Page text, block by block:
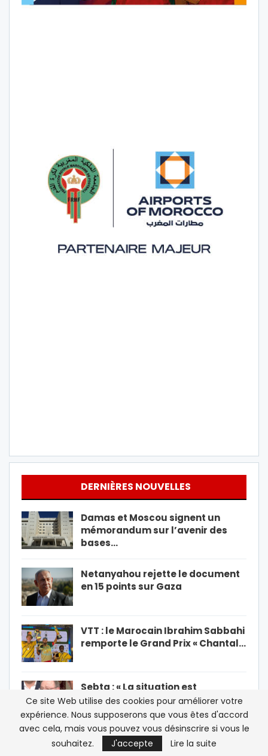
DERNIÈRES NOUVELLES
Damas et Moscou signent un
mémorandum sur l’avenir des
bases…
Netanyahou rejette le document
en 15 points sur Gaza
VTT : le Marocain Ibrahim Sabbahi
remporte le Grand Prix « Chantal…
Sebta : « La situation est
absolument intenable », le
président de…
PRÉCÉDENT SUIVANT 1 De 30 851
Ce site Web utilise des cookies pour améliorer votre
expérience. Nous supposerons que vous êtes d'accord
avec cela, mais vous pouvez vous désinscrire si vous le
souhaitez.
J'accepte Lire la suite